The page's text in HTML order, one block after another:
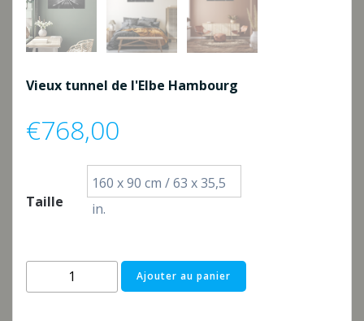
Vieux tunnel de l'Elbe Hambourg
€768,00
Taille
160 x 90 cm / 63 x 35,5
in.
quantité
de
Ajouter au panier